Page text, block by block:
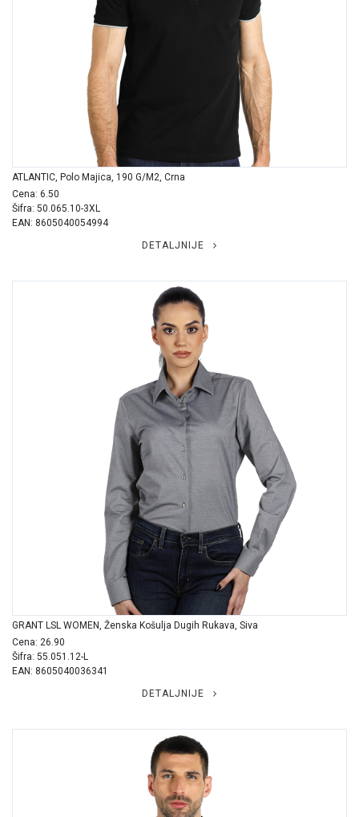
ATLANTIC, Polo Majica, 190 G/m2, Crna
Cena: 6.50
Šifra: 50.065.10-3XL
EAN: 8605040054994
DETALJNIJE
GRANT LSL WOMEN, Ženska Košulja Dugih Rukava, Siva
Cena: 26.90
Šifra: 55.051.12-L
EAN: 8605040036341
DETALJNIJE